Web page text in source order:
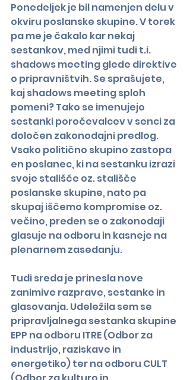
Ponedeljek je bil namenjen delu v
okviru poslanske skupine. V torek
pa me je čakalo kar nekaj
sestankov, med njimi tudi t.i.
shadows meeting glede direktive
o pripravništvih. Se sprašujete,
kaj shadows meeting sploh
pomeni? Tako se imenujejo
sestanki poročevalcev v senci za
določen zakonodajni predlog.
Vsako politično skupino zastopa
en poslanec, ki na sestanku izrazi
svoje stališče oz. stališče
poslanske skupine, nato pa
skupaj iščemo kompromise oz.
večino, preden se o zakonodaji
glasuje na odboru in kasneje na
plenarnem zasedanju.
Tudi sreda je prinesla nove
zanimive razprave, sestanke in
glasovanja. Udeležila sem se
pripravljalnega sestanka skupine
EPP na odboru ITRE (Odbor za
industrijo, raziskave in
energetiko) ter na odboru CULT